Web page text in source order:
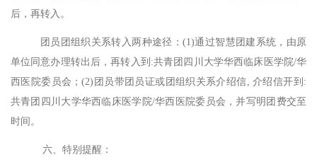
后，再转入。
团员团组织关系转入两种途径：(1)通过智慧团建系统，由原
单位同意办理转出后，再转入到:共青团四川大学华西临床医学院/华
西医院委员会；(2)团员带团员证或团组织关系介绍信, 介绍信开到:
共青团四川大学华西临床医学院/华西医院委员会，并写明团费交至
时间。
六、特别提醒：